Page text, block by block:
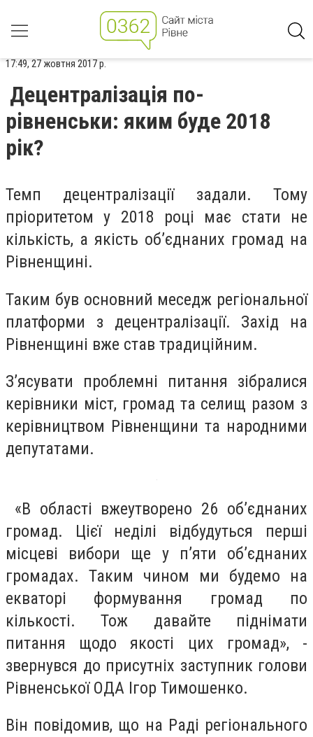
17:49, 27 жовтня 2017 р.
Децентралізація по-
рівненськи: яким буде 2018
рік?
Темп децентралізації задали. Тому
пріоритетом у 2018 році має стати не
кількість, а якість об’єднаних громад на
Рівненщині.
Таким був основний меседж регіональної
платформи з децентралізації. Захід на
Рівненщині вже став традиційним.
З’ясувати проблемні питання зібралися
керівники міст, громад та селищ разом з
керівництвом Рівненщини та народними
депутатами.
«В області вжеутворено 26 об’єднаних
громад. Цієї неділі відбудуться перші
місцеві вибори ще у п’яти об’єднаних
громадах. Таким чином ми будемо на
екваторі формування громад по
кількості. Тож давайте піднімати
питання щодо якості цих громад», -
звернувся до присутніх заступник голови
Рівненської ОДА Ігор Тимошенко.
Він повідомив, що на Раді регіонального